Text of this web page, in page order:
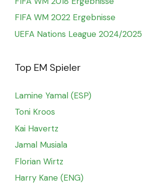
FIFA WM 2022 Ergebnisse
UEFA Nations League 2024/2025
Top EM Spieler
Lamine Yamal (ESP)
Toni Kroos
Kai Havertz
Jamal Musiala
Florian Wirtz
Harry Kane (ENG)